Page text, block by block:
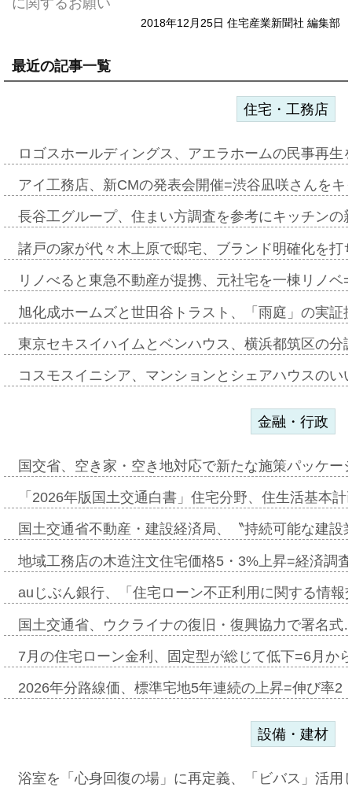
に関するお願い
2018年12月25日 住宅産業新聞社 編集部
最近の記事一覧
住宅・工務店
ロゴスホールディングス、アエラホームの民事再
アイ工務店、新CMの発表会開催=渋谷凪咲さんを
長谷工グループ、住まい方調査を参考にキッチン
諸戸の家が代々木上原で邸宅、ブランド明確化を
リノべると東急不動産が提携、元社宅を一棟リノ
旭化成ホームズと世田谷トラスト、「雨庭」の実
東京セキスイハイムとベンハウス、横浜都筑区の
コスモスイニシア、マンションとシェアハウスの
金融・行政
国交省、空き家・空き地対応で新たな施策パッケ
「2026年版国土交通白書」住宅分野、住生活基本
国土交通省不動産・建設経済局、〝持続可能な建
地域工務店の木造注文住宅価格5・3%上昇=経済調
auじぶん銀行、「住宅ローン不正利用に関する情
国土交通省、ウクライナの復旧・復興協力で署名
7月の住宅ローン金利、固定型が総じて低下=6月か
2026年分路線価、標準宅地5年連続の上昇=伸び率
設備・建材
浴室を「心身回復の場」に再定義、「ビバス」活